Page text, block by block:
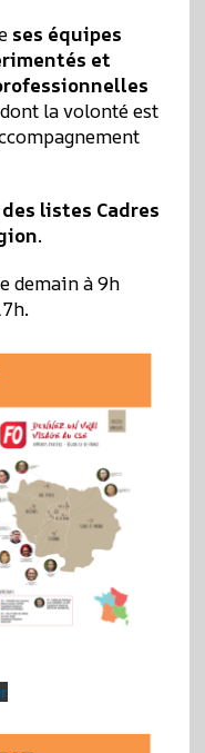
ses équipes
et
la volonté est
des listes Cadres
.
demain à 9h